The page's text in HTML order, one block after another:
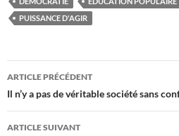
PUISSANCE D'AGIR
Navigation
des
articles
ARTICLE PRÉCÉDENT
Il n’y a pas de véritable société sans
ARTICLE SUIVANT